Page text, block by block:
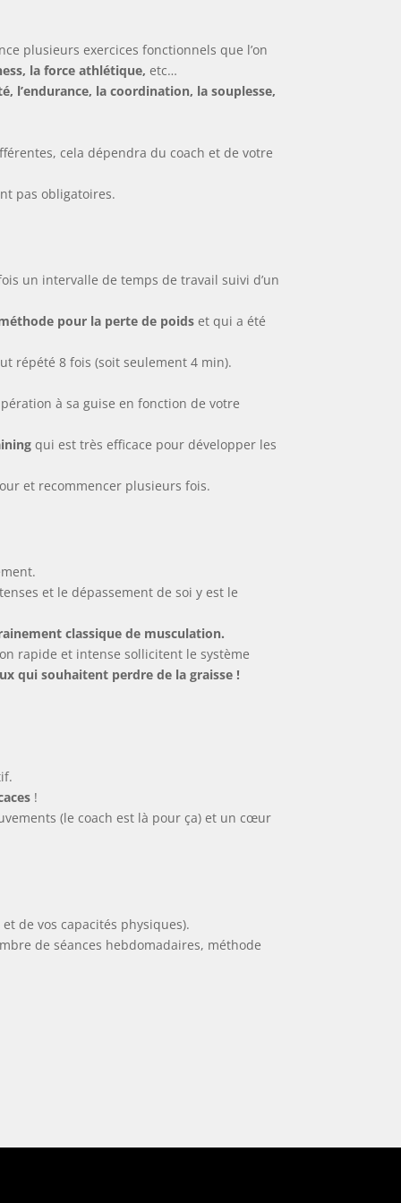
plusieurs exercices fonctionnels que l’on
la force athlétique, etc…
l’endurance, la coordination, la souplesse,
cela dépendra du coach et de votre
pas obligatoires.
un intervalle de temps de travail suivi d’un
pour la perte de poids et qui a été
répété 8 fois (soit seulement 4 min).
à sa guise en fonction de votre
qui est très efficace pour développer les
et recommencer plusieurs fois.
et le dépassement de soi y est le
classique de musculation.
rapide et intense sollicitent le système
qui souhaitent perdre de la graisse !
!
(le coach est là pour ça) et un cœur
de vos capacités physiques).
de séances hebdomadaires, méthode